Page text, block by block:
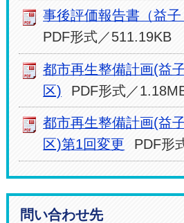
事後評価報告書（益子
PDF形式／511.19KB
都市再生整備計画(益
区)
PDF形式／
都市再生整備計画(益
区)第1回変更
PDF形
問い合わせ先